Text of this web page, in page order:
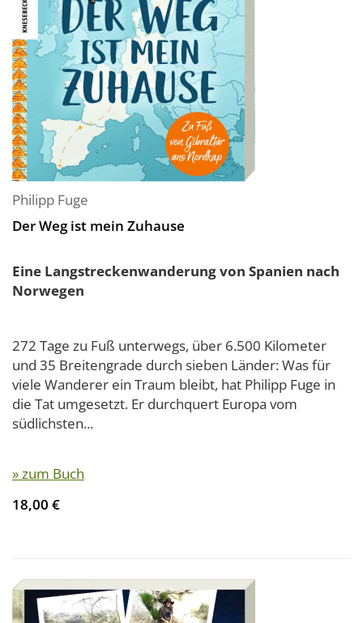
Philipp Fuge
Der Weg ist mein Zuhause
Eine Langstreckenwanderung von Spanien nach
Norwegen
272 Tage zu Fuß unterwegs, über 6.500 Kilometer
und 35 Breitengrade durch sieben Länder: Was für
viele Wanderer ein Traum bleibt, hat Philipp Fuge in
die Tat umgesetzt. Er durchquert Europa vom
südlichsten...
» zum Buch
18,00 €